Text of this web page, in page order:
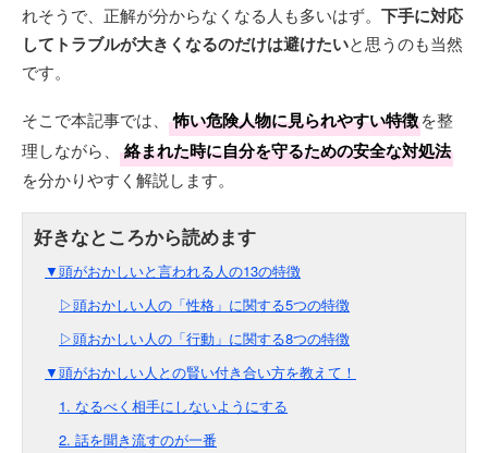
れそうで、正解が分からなくなる人も多いはず。 下手に対応
してトラブルが大きくなるのだけは避けたいと思うのも当然
です。
そこで本記事では、 怖い危険人物に見られやすい特徴を整
理しながら、
絡まれた時に自分を守るための安全な対処法
を分かりやすく解説します。
▼頭がおかしいと言われる人の13の特徴
▷頭おかしい人の「性格」に関する5つの特徴
▷頭おかしい人の「行動」に関する8つの特徴
▼頭がおかしい人との賢い付き合い方を教えて！
1. なるべく相手にしないようにする
2. 話を聞き流すのが一番